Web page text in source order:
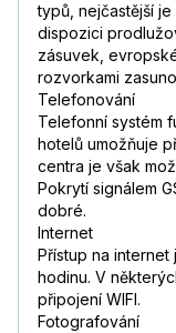
typů, nejčastější
dispozici
zásuvek,
rozvorkami
Telefonování
Telefonní systém
hotelů umožňuje
centra je však
Pokrytí signálem
dobré.
Internet
Přístup na internet
hodinu. V
připojení WIFI.
Fotografování